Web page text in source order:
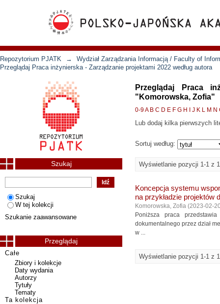
Repozytorium PJATK →
Wydział Zarządzania Informacją / Faculty of
Przeglądaj Praca inżynierska - Zarządzanie projektami 2022 według autora
Przeglądaj Praca
"Komorowska, Zofia"
0-9A B C D E F G H J K L M N
Lub dodaj kilka pierwszych
Sortuj według:
Wyświetlanie pozycji 1-1 z 1
Koncepcja systemu
na przykładzie projektów
Komorowska, Zofia (2023-02-
Poniższa praca
dokumentalnego przez dział
w ...
Wyświetlanie pozycji 1-1 z 1
Szukaj
Szukaj
W tej kolekcji
Szukanie zaawansowane
Przeglądaj
Całe
Zbiory i kolekcje
Daty wydania
Autorzy
Tytuły
Tematy
Ta kolekcja